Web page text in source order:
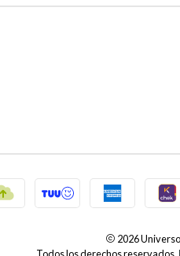
2026
Todos los derechos reservados.